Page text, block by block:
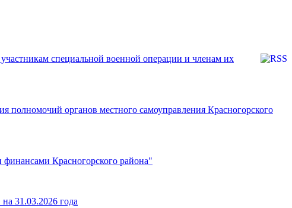
специальной военной операции и членам их
органов местного самоуправления Красногорского
Красногорского района"
31.03.2026 года